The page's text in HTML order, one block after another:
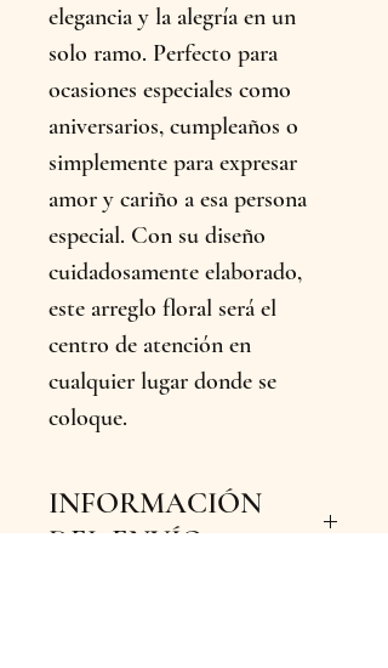
elegancia y la alegría en un
solo ramo. Perfecto para
ocasiones especiales como
aniversarios, cumpleaños o
simplemente para expresar
amor y cariño a esa persona
especial. Con su diseño
cuidadosamente elaborado,
este arreglo floral será el
centro de atención en
cualquier lugar donde se
coloque.
INFORMACIÓN
DEL ENVÍO